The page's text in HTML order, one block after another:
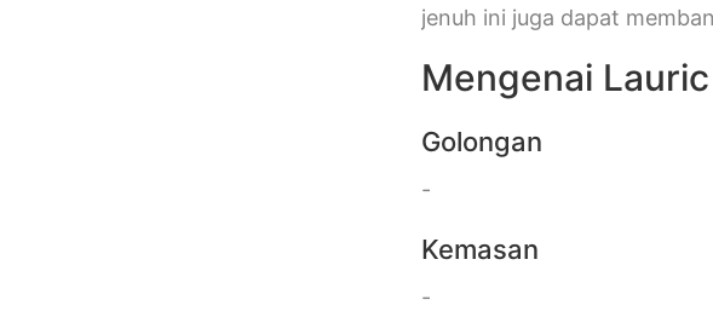
jenuh ini juga dapat
Mengenai
Golongan
-
Kemasan
-